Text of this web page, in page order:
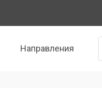
Направления